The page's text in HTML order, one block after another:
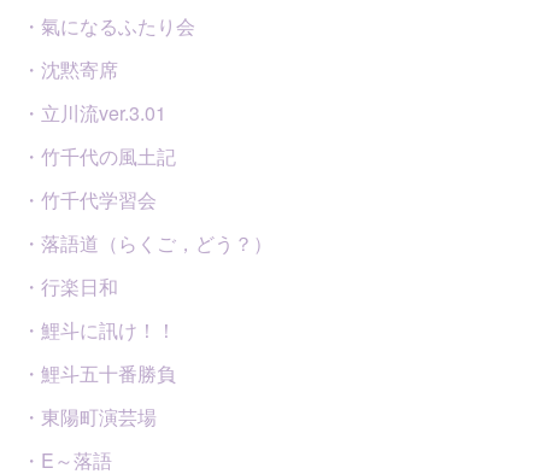
・氣になるふたり会
・沈黙寄席
・立川流ver.3.01
・竹千代の風土記
・竹千代学習会
・落語道（らくご，どう？）
・行楽日和
・鯉斗に訊け！！
・鯉斗五十番勝負
・東陽町演芸場
・E～落語